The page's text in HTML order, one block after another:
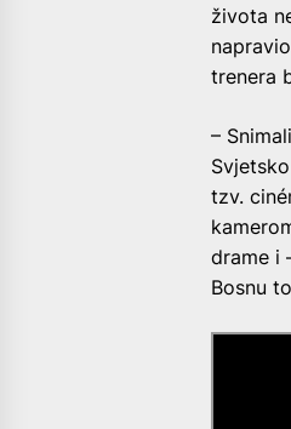
života
trenera
–
tzv.
drame i
Bosnu